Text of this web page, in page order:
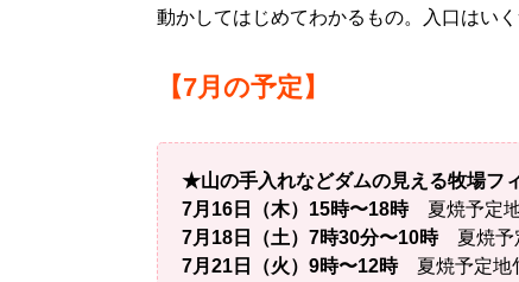
動かしてはじめてわかるもの。入口はい
【7月の予定】
★山の手入れなどダムの見える牧場フ
7月16日（木）15時〜18時夏焼予定地
7月18日（土）7時30分〜10時夏焼予
7月21日（火）9時〜12時夏焼予定地